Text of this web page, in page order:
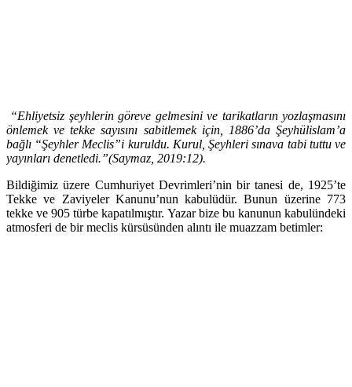
“Ehliyetsiz şeyhlerin göreve gelmesini ve tarikatların yozlaşmasını
önlemek ve tekke sayısını sabitlemek için, 1886’da Şeyhülislam’a
bağlı “Şeyhler Meclis”i kuruldu. Kurul, Şeyhleri sınava tabi tuttu ve
yayınları denetledi.”(Saymaz, 2019:12).
Bildiğimiz üzere Cumhuriyet Devrimleri’nin bir tanesi de, 1925’te
Tekke ve Zaviyeler Kanunu’nun kabulüdür. Bunun üzerine 773
tekke ve 905 türbe kapatılmıştır. Yazar bize bu kanunun kabulündeki
atmosferi de bir meclis kürsüsünden alıntı ile muazzam betimler: